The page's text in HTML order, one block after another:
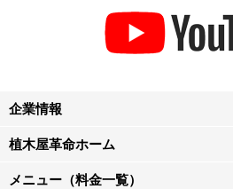
企業情報
植木屋革命ホーム
メニュー（料金一覧）